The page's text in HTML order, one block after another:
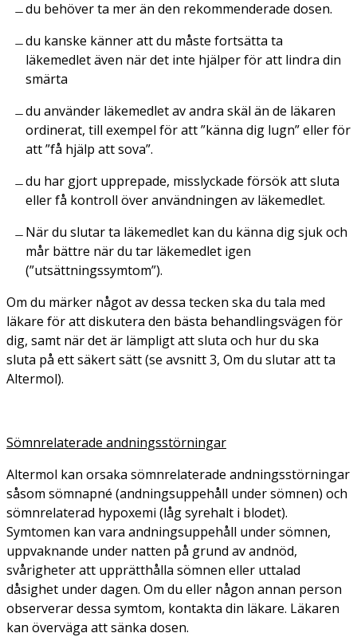
du behöver ta mer än den rekommenderade dosen.
du kanske känner att du måste fortsätta ta
läkemedlet även när det inte hjälper för att lindra din
smärta
du använder läkemedlet av andra skäl än de läkaren
ordinerat, till exempel för att ”känna dig lugn” eller för
att ”få hjälp att sova”.
du har gjort upprepade, misslyckade försök att sluta
eller få kontroll över användningen av läkemedlet.
När du slutar ta läkemedlet kan du känna dig sjuk och
mår bättre när du tar läkemedlet igen
(”utsättningssymtom”).
Om du märker något av dessa tecken ska du tala med
läkare för att diskutera den bästa behandlingsvägen för
dig, samt när det är lämpligt att sluta och hur du ska
sluta på ett säkert sätt (se avsnitt 3, Om du slutar att ta
Altermol).
Sömnrelaterade andningsstörningar
Altermol kan orsaka sömnrelaterade andningsstörningar
såsom sömnapné (andningsuppehåll under sömnen) och
sömnrelaterad hypoxemi (låg syrehalt i blodet).
Symtomen kan vara andningsuppehåll under sömnen,
uppvaknande under natten på grund av andnöd,
svårigheter att upprätthålla sömnen eller uttalad
dåsighet under dagen. Om du eller någon annan person
observerar dessa symtom, kontakta din läkare. Läkaren
kan överväga att sänka dosen.